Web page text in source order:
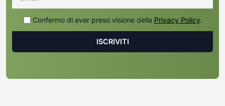
Confermo di aver preso visione della Privacy Policy.